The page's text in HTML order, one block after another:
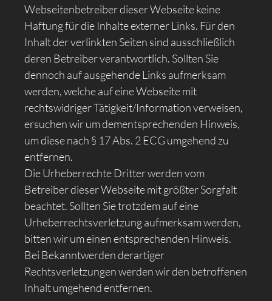
Webseitenbetreiber dieser Webseite keine
Haftung für die Inhalte externer Links. Für den
Inhalt der verlinkten Seiten sind ausschließlich
deren Betreiber verantwortlich. Sollten Sie
dennoch auf ausgehende Links aufmerksam
werden, welche auf eine Webseite mit
rechtswidriger Tätigkeit/Information verweisen,
ersuchen wir um dementsprechenden Hinweis,
um diese nach § 17 Abs. 2 ECG umgehend zu
entfernen.
Die Urheberrechte Dritter werden vom
Betreiber dieser Webseite mit größter Sorgfalt
beachtet. Sollten Sie trotzdem auf eine
Urheberrechtsverletzung aufmerksam werden,
bitten wir um einen entsprechenden Hinweis.
Bei Bekanntwerden derartiger
Rechtsverletzungen werden wir den betroffenen
Inhalt umgehend entfernen.